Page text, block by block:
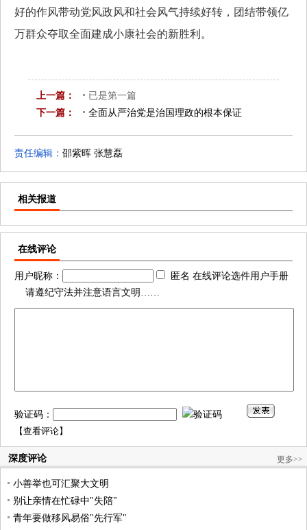
好的作风带动党风政风和社会风气持续好转，团结带领亿
万群众夺取全面建成小康社会的新胜利。
上一篇：
已是第一篇
下一篇：
全面从严治党是治国理政的根本保证
责任编辑： 邵紫晖 张慧磊
相关报道
在线评论
用户昵称：
匿名 在线评论选件用户手册
请遵纪守法并注意语言文明……
验证码：
【查看评论】
深度评论 更多>>
小善举也可汇聚大文明
别让亲情在忙碌中"失陪"
青年要做移风易俗"先行军"